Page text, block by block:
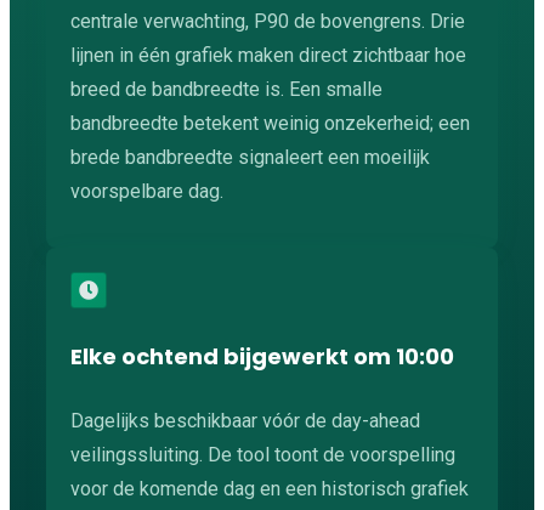
centrale verwachting, P90 de bovengrens. Drie
lijnen in één grafiek maken direct zichtbaar hoe
breed de bandbreedte is. Een smalle
bandbreedte betekent weinig onzekerheid; een
brede bandbreedte signaleert een moeilijk
voorspelbare dag.
Elke ochtend bijgewerkt om 10:00
Dagelijks beschikbaar vóór de day-ahead
veilingssluiting. De tool toont de voorspelling
voor de komende dag en een historisch grafiek